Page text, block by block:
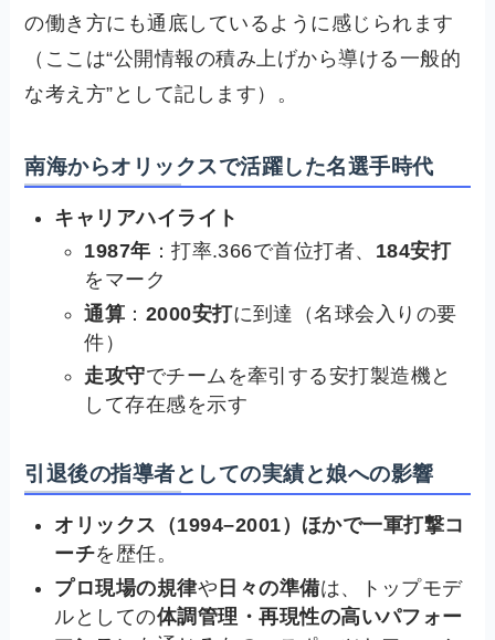
の働き方にも通底しているように感じられます
（ここは“公開情報の積み上げから導ける一般的
な考え方”として記します）。
南海からオリックスで活躍した名選手時代
キャリアハイライト
1987年 ：打率.366で首位打者、 184安打
をマーク
通算 ： 2000安打に到達（名球会入りの要
件）
走攻守でチームを牽引する安打製造機と
して存在感を示す
引退後の指導者としての実績と娘への影響
オリックス（1994–2001）ほかで一軍打撃コ
ーチを歴任。
プロ現場の規律や 日々の準備は、トップモデ
ルとしての体調管理・再現性の高いパフォー